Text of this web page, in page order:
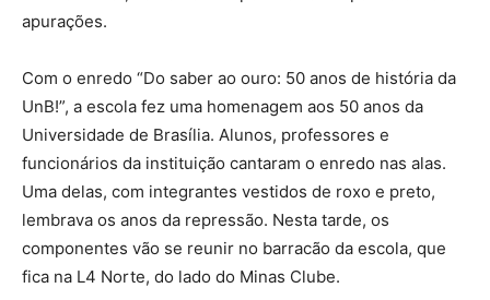
apurações.
Com o enredo “Do saber ao ouro: 50 anos de história da
UnB!”, a escola fez uma homenagem aos 50 anos da
Universidade de Brasília. Alunos, professores e
funcionários da instituição cantaram o enredo nas alas.
Uma delas, com integrantes vestidos de roxo e preto,
lembrava os anos da repressão. Nesta tarde, os
componentes vão se reunir no barracão da escola, que
fica na L4 Norte, do lado do Minas Clube.